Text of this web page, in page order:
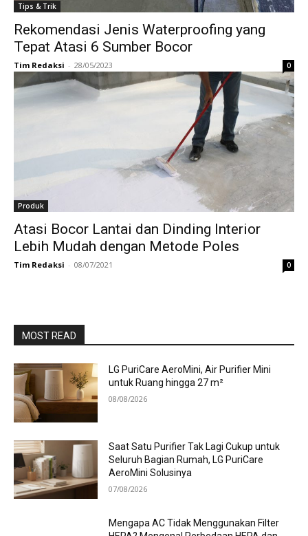
Tips & Trik
Rekomendasi Jenis Waterproofing yang
Tepat Atasi 6 Sumber Bocor
Tim Redaksi - 28/05/2023 0
Produk
Atasi Bocor Lantai dan Dinding Interior
Lebih Mudah dengan Metode Poles
Tim Redaksi - 08/07/2021 0
MOST READ
LG PuriCare AeroMini, Air Purifier Mini
untuk Ruang hingga 27 m²
08/08/2026
Saat Satu Purifier Tak Lagi Cukup untuk
Seluruh Bagian Rumah, LG PuriCare
AeroMini Solusinya
07/08/2026
Mengapa AC Tidak Menggunakan Filter